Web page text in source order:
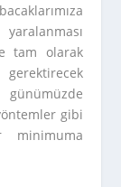
tam olarak
gibi
minimuma